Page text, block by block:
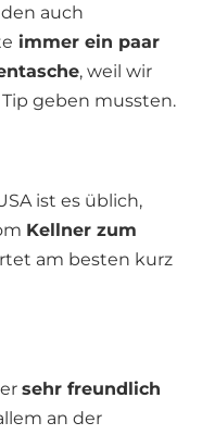
auch
immer ein paar
, weil wir
geben mussten.
ist es üblich,
Kellner zum
am besten kurz
sehr freundlich
an der